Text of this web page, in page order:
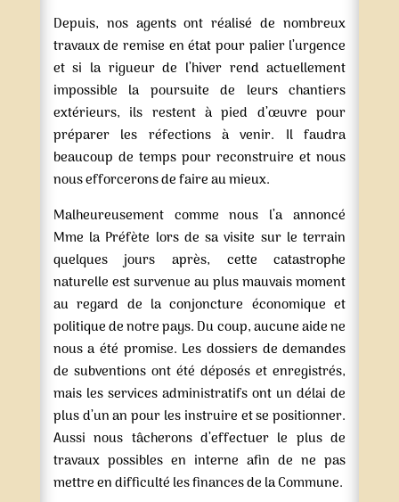
Depuis, nos agents ont réalisé de nombreux
travaux de remise en état pour palier l’urgence
et si la rigueur de l’hiver rend actuellement
impossible la poursuite de leurs chantiers
extérieurs, ils restent à pied d’œuvre pour
préparer les réfections à venir. Il faudra
beaucoup de temps pour reconstruire et nous
nous efforcerons de faire au mieux.
Malheureusement comme nous l’a annoncé
Mme la Préfète lors de sa visite sur le terrain
quelques jours après, cette catastrophe
naturelle est survenue au plus mauvais moment
au regard de la conjoncture économique et
politique de notre pays. Du coup, aucune aide ne
nous a été promise. Les dossiers de demandes
de subventions ont été déposés et enregistrés,
mais les services administratifs ont un délai de
plus d’un an pour les instruire et se positionner.
Aussi nous tâcherons d’effectuer le plus de
travaux possibles en interne afin de ne pas
mettre en difficulté les finances de la Commune.